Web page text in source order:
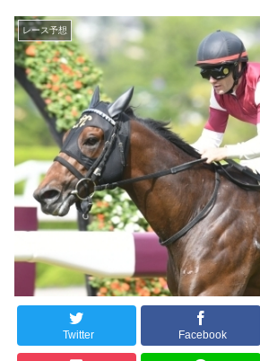
レース予想
Twitter Facebook